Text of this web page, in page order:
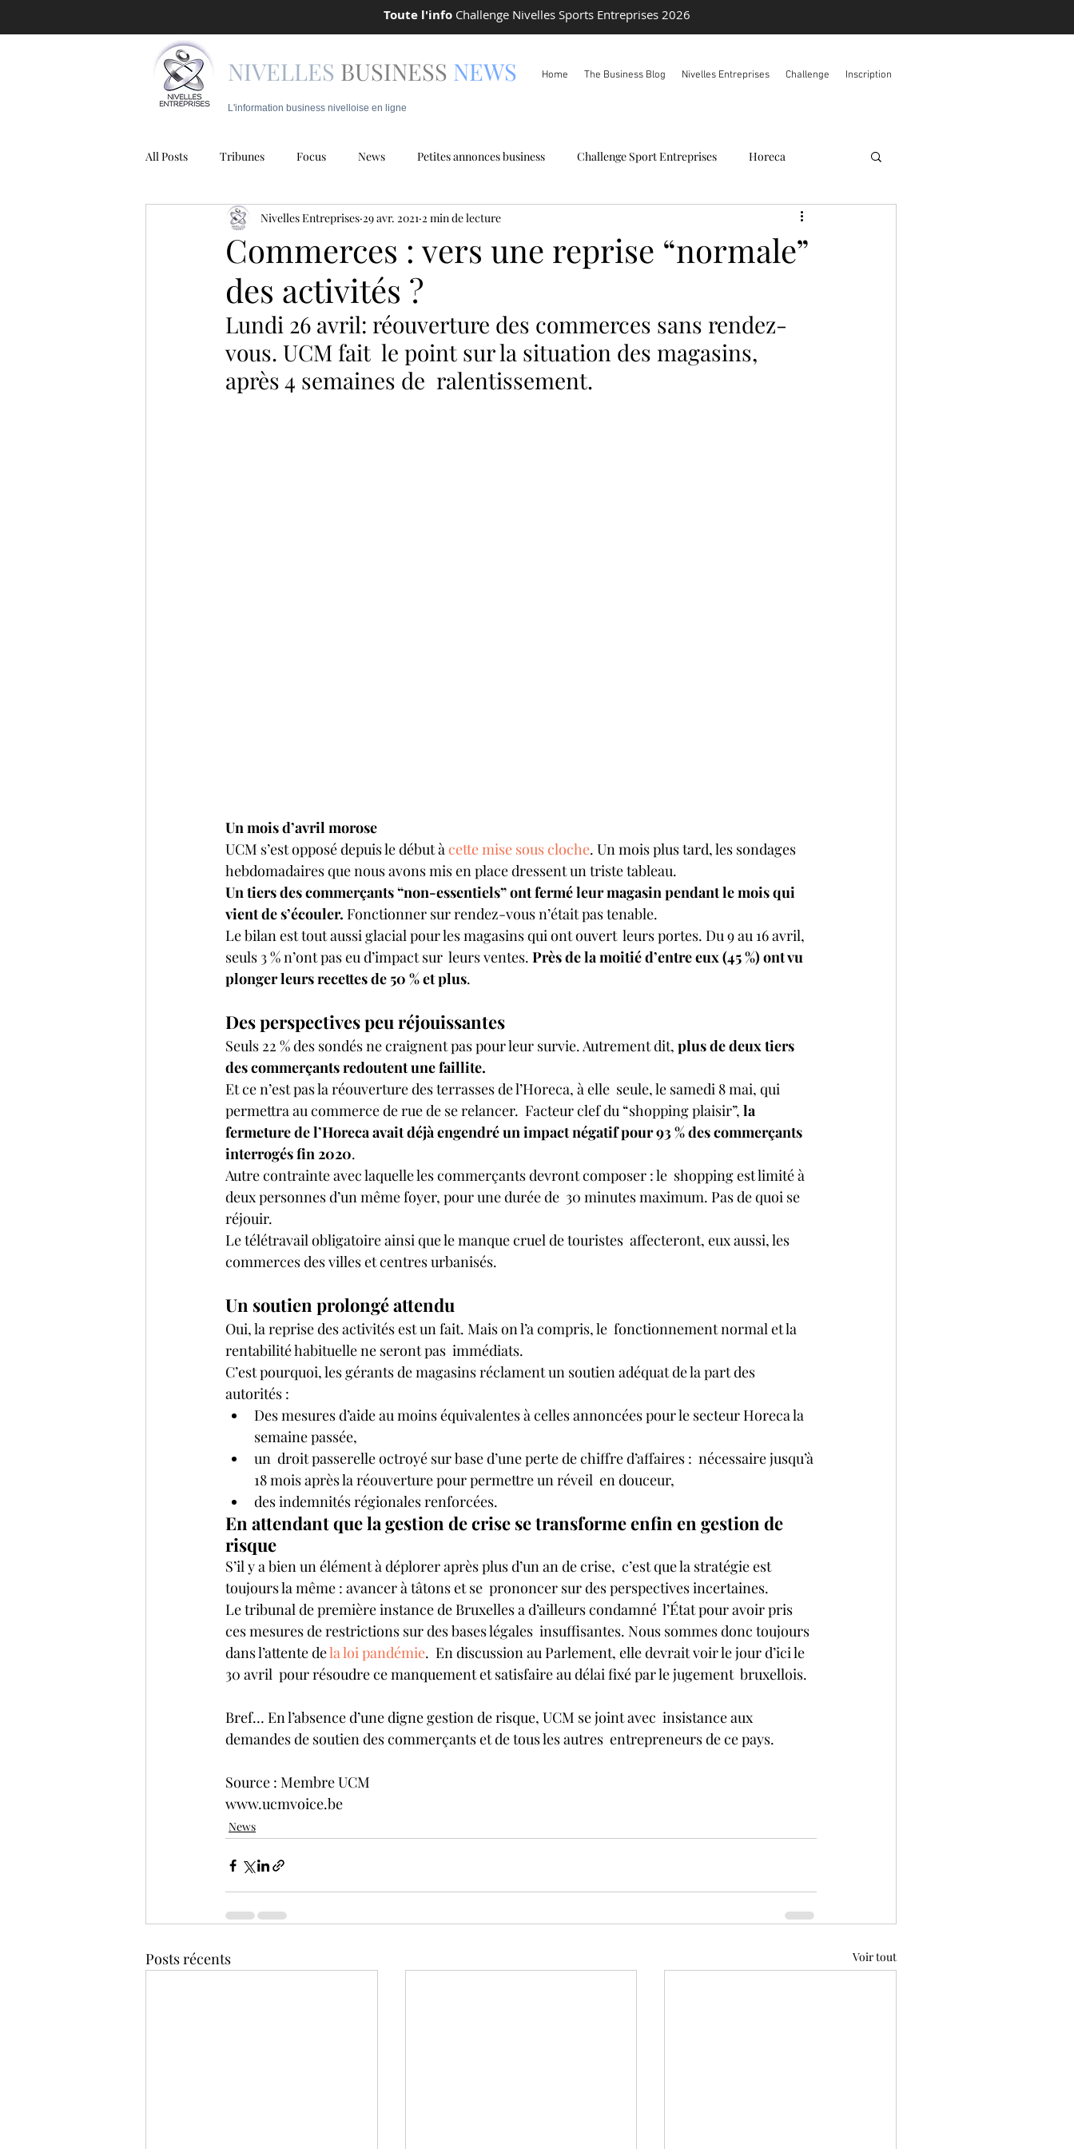
Toute l'info Challenge Nivelles Sports Entreprises 2026
NIVELLES BUSINESS NEWS Home The Business Blog Nivelles Entreprises Challenge Inscription
L'information business nivelloise en ligne
All Posts Tribunes Focus News Petites annonces business Challenge Sport Entreprises Horeca
Mobilité Police locale Info Pareto
Commerces : vers une reprise “normale”
des activités ?
Nivelles Entreprises 29 avr. 2021 2 min de lecture
Lundi 26 avril: réouverture des commerces sans rendez-
vous. UCM fait  le point sur la situation des magasins,
après 4 semaines de  ralentissement.
Un mois d’avril morose
UCM s’est opposé depuis le début à cette mise sous cloche. Un mois plus tard, les sondages
hebdomadaires que nous avons mis en place dressent un triste tableau.
Un tiers des commerçants “non-essentiels” ont fermé leur magasin pendant le mois qui
vient de s’écouler. Fonctionner sur rendez-vous n’était pas tenable.
Le bilan est tout aussi glacial pour les magasins qui ont ouvert  leurs portes. Du 9 au 16 avril,
seuls 3 % n’ont pas eu d’impact sur  leurs ventes. Près de la moitié d’entre eux (45 %) ont vu
plonger leurs recettes de 50 % et plus.
Des perspectives peu réjouissantes
Seuls 22 % des sondés ne craignent pas pour leur survie. Autrement dit, plus de deux tiers
des commerçants redoutent une faillite.
Et ce n’est pas la réouverture des terrasses de l’Horeca, à elle  seule, le samedi 8 mai, qui
permettra au commerce de rue de se relancer.  Facteur clef du “shopping plaisir”, la
fermeture de l’Horeca avait déjà engendré un impact négatif pour 93 % des commerçants
interrogés fin 2020.
Autre contrainte avec laquelle les commerçants devront composer : le  shopping est limité à
deux personnes d’un même foyer, pour une durée de  30 minutes maximum. Pas de quoi se
réjouir.
Le télétravail obligatoire ainsi que le manque cruel de touristes  affecteront, eux aussi, les
commerces des villes et centres urbanisés.
Un soutien prolongé attendu
Oui, la reprise des activités est un fait. Mais on l’a compris, le  fonctionnement normal et la
rentabilité habituelle ne seront pas  immédiats.
C’est pourquoi, les gérants de magasins réclament un soutien adéquat de la part des
autorités :
Des mesures d’aide au moins équivalentes à celles annoncées pour le secteur Horeca la
semaine passée,
un  droit passerelle octroyé sur base d’une perte de chiffre d’affaires :  nécessaire jusqu’à
18 mois après la réouverture pour permettre un réveil  en douceur,
des indemnités régionales renforcées.
En attendant que la gestion de crise se transforme enfin en gestion de
risque
S’il y a bien un élément à déplorer après plus d’un an de crise,  c’est que la stratégie est
toujours la même : avancer à tâtons et se  prononcer sur des perspectives incertaines.
Le tribunal de première instance de Bruxelles a d’ailleurs condamné  l’État pour avoir pris
ces mesures de restrictions sur des bases légales  insuffisantes. Nous sommes donc toujours
dans l’attente de la loi pandémie.  En discussion au Parlement, elle devrait voir le jour d’ici le
30 avril  pour résoudre ce manquement et satisfaire au délai fixé par le jugement  bruxellois.
Bref… En l’absence d’une digne gestion de risque, UCM se joint avec  insistance aux
demandes de soutien des commerçants et de tous les autres  entrepreneurs de ce pays.
Source : Membre UCM
www.ucmvoice.be
News
Posts récents Voir tout